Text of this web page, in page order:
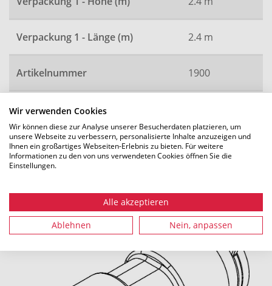
Wir verwenden Cookies
Wir können diese zur Analyse unserer Besucherdaten platzieren, um
unsere Webseite zu verbessern, personalisierte Inhalte anzuzeigen und
Ihnen ein großartiges Webseiten-Erlebnis zu bieten. Für weitere
Informationen zu den von uns verwendeten Cookies öffnen Sie die
Einstellungen.
Alle akzeptieren
Ablehnen Nein, anpassen
Verpackung 1 - Länge (m) 2.4 m
Artikelnummer 1900
Alle Maße in mm. Technische Änderungen vorbehalten.